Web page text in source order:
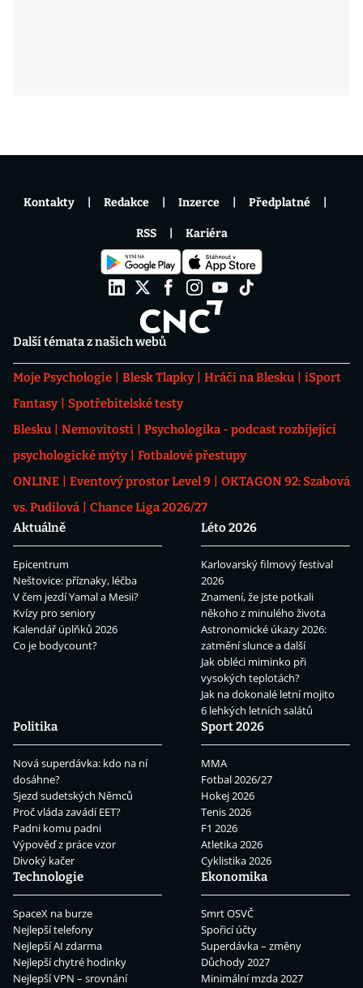
Další témata z našich webů
Moje Psychologie Blesk Tlapky Hráči na Blesku
iSport
Fantasy
Spotřebitelské testy
Blesku
Nemovitosti
Psychologika - podcast rozbíjející
psychologické mýty
Fotbalové přestupy
ONLINE
Eventový prostor Level 9
OKTAGON 92: Szabová
vs. Pudilová
Chance Liga 2026/27
Aktuálně
Epicentrum
Neštovice: příznaky, léčba
V čem jezdí Yamal a Mesii?
Kvízy pro seniory
Kalendář úplňků 2026
Co je bodycount?
Léto 2026
Karlovarský filmový festival
2026
Znamení, že jste potkali
někoho z minulého života
Astronomické úkazy 2026:
zatmění slunce a další
Jak obléci miminko při
vysokých teplotách?
Jak na dokonalé letní mojito
6 lehkých letních salátů
Politika
Nová superdávka: kdo na ní
dosáhne?
Sjezd sudetských Němců
Proč vláda zavádí EET?
Padni komu padni
Výpověď z práce vzor
Divoký kačer
Sport 2026
MMA
Fotbal 2026/27
Hokej 2026
Tenis 2026
F1 2026
Atletika 2026
Cyklistika 2026
Technologie
SpaceX na burze
Nejlepší telefony
Nejlepší AI zdarma
Nejlepší chytré hodinky
Nejlepší VPN – srovnání
Ekonomika
Smrt OSVČ
Spořicí účty
Superdávka – změny
Důchody 2027
Minimální mzda 2027
Kontakty Redakce Inzerce Předplatné
RSS Kariéra